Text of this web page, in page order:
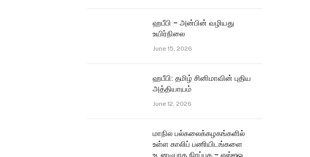
ஹபீபி – அன்பின் வழியது
உயிர்நிலை
June 15, 2026
ஹபீபி: தமிழ் சினிமாவின் புதிய
அத்தியாயம்
June 12, 2026
மாநில பல்கலைக்கழகங்களில்
உள்ள காலிப் பணியிடங்களை
உடனடியாக நிரப்புக – எஸ்ஐஓ